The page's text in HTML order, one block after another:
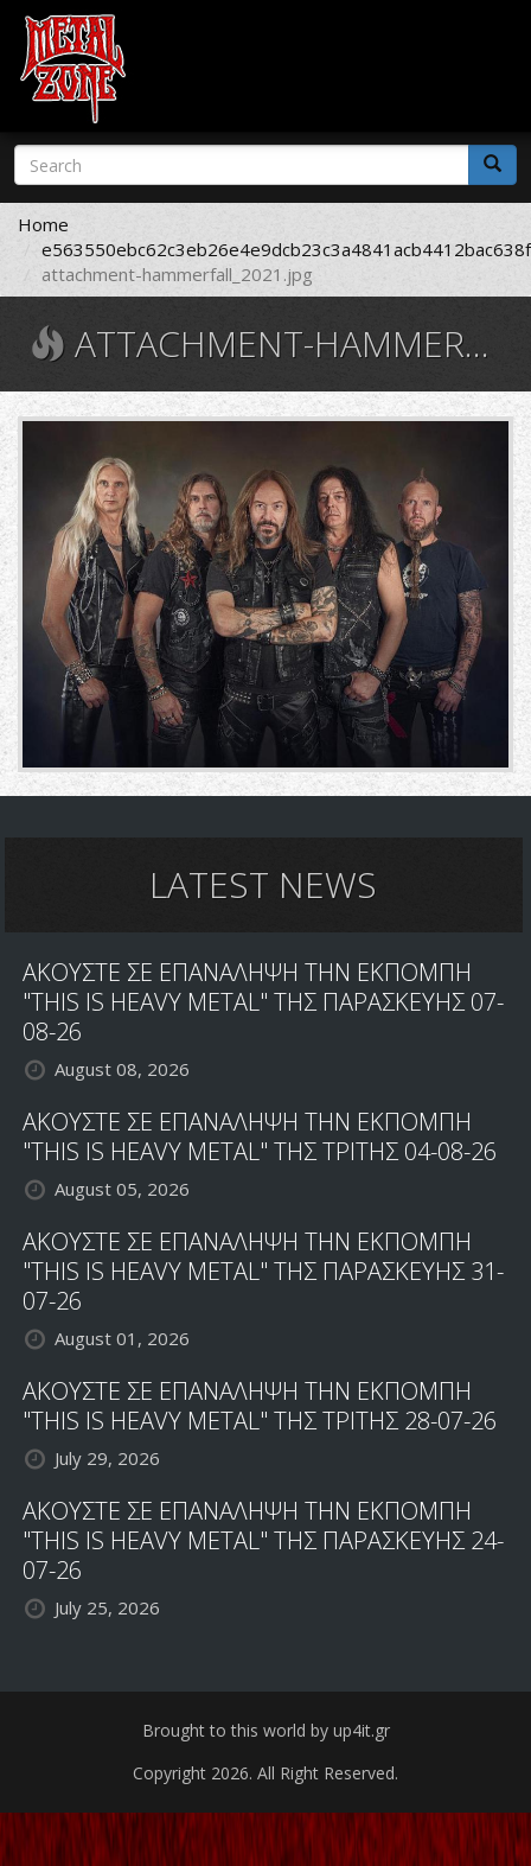
Skip
main
content
Search
form
Search
Home
attachment-hammerfall_2021.jpg
ATTACHMENT-HAMMERFALL_2021.JPG
LATEST NEWS
ΑΚΟΥΣΤΕ ΣΕ ΕΠΑΝΑΛΗΨΗ ΤΗΝ ΕΚΠΟΜΠΗ
"THIS IS HEAVY METAL" ΤΗΣ ΠΑΡΑΣΚΕΥΗΣ 07-
08-26
August 08, 2026
ΑΚΟΥΣΤΕ ΣΕ ΕΠΑΝΑΛΗΨΗ ΤΗΝ ΕΚΠΟΜΠΗ
"THIS IS HEAVY METAL" ΤΗΣ ΤΡΙΤΗΣ 04-08-26
August 05, 2026
ΑΚΟΥΣΤΕ ΣΕ ΕΠΑΝΑΛΗΨΗ ΤΗΝ ΕΚΠΟΜΠΗ
"THIS IS HEAVY METAL" ΤΗΣ ΠΑΡΑΣΚΕΥΗΣ 31-
07-26
August 01, 2026
ΑΚΟΥΣΤΕ ΣΕ ΕΠΑΝΑΛΗΨΗ ΤΗΝ ΕΚΠΟΜΠΗ
"THIS IS HEAVY METAL" ΤΗΣ ΤΡΙΤΗΣ 28-07-26
July 29, 2026
ΑΚΟΥΣΤΕ ΣΕ ΕΠΑΝΑΛΗΨΗ ΤΗΝ ΕΚΠΟΜΠΗ
"THIS IS HEAVY METAL" ΤΗΣ ΠΑΡΑΣΚΕΥΗΣ 24-
07-26
July 25, 2026
Brought to this world by up4it.gr
Copyright 2026. All Right Reserved.